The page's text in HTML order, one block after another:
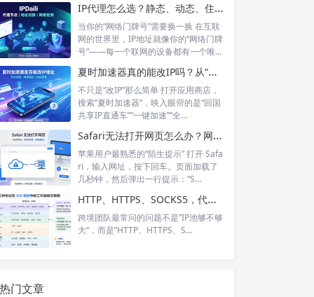
IP代理怎么选？静态、动态、住宅、机房——别再傻傻分不清，这篇帮你彻底搞懂
当你的“网络门牌号”需要换一换 在互联
网的世界里，IP地址就像你的“网络门牌
号”——每一个联网的设备都有一个唯...
夏时加速器真的能改IP吗？从“换IP”到“回国加速”，功能边界在哪里？
不只是“改IP”那么简单 打开应用商店，
搜索“夏时加速器”，映入眼帘的是“回国
共享IP直通车”“一键加速”“全...
Safari无法打开网页怎么办？网络正常却打不开？6个步骤帮你彻底搞定
苹果用户最熟悉的“陌生提示” 打开 Safa
ri，输入网址，按下回车。页面加载了
几秒钟，然后弹出一行提示：“S...
HTTP、HTTPS、SOCKS5，代理IP的三种协议到底怎么选？
跨境团队最常问的问题不是”IP池够不够
大”，而是”HTTP、HTTPS、S...
热门文章